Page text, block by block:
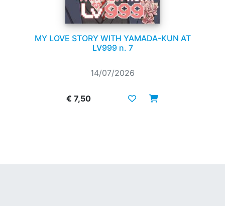
MY LOVE STORY WITH YAMADA-KUN AT
LV999 n. 7
14/07/2026
€ 7,50